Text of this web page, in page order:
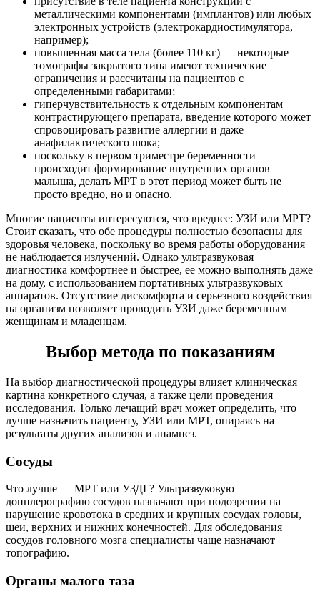
металлическими компонентами (имплантов) или любых
электронных устройств (электрокардиостимулятора,
например);
повышенная масса тела (более 110 кг) — некоторые
томографы закрытого типа имеют технические
ограничения и рассчитаны на пациентов с
определенными габаритами;
гиперчувствительность к отдельным компонентам
контрастирующего препарата, введение которого может
спровоцировать развитие аллергии и даже
анафилактического шока;
поскольку в первом триместре беременности
происходит формирование внутренних органов
малыша, делать МРТ в этот период может быть не
просто вредно, но и опасно.
Многие пациенты интересуются, что вреднее: УЗИ или МРТ?
Стоит сказать, что обе процедуры полностью безопасны для
здоровья человека, поскольку во время работы оборудования
не наблюдается излучений. Однако ультразвуковая
диагностика комфортнее и быстрее, ее можно выполнять даже
на дому, с использованием портативных ультразвуковых
аппаратов. Отсутствие дискомфорта и серьезного воздействия
на организм позволяет проводить УЗИ даже беременным
женщинам и младенцам.
Выбор метода по показаниям
На выбор диагностической процедуры влияет клиническая
картина конкретного случая, а также цели проведения
исследования. Только лечащий врач может определить, что
лучше назначить пациенту, УЗИ или МРТ, опираясь на
результаты других анализов и анамнез.
Сосуды
Что лучше — МРТ или УЗДГ? Ультразвуковую
допплерографию сосудов назначают при подозрении на
нарушение кровотока в средних и крупных сосудах головы,
шеи, верхних и нижних конечностей. Для обследования
сосудов головного мозга специалисты чаще назначают
топографию.
Органы малого таза